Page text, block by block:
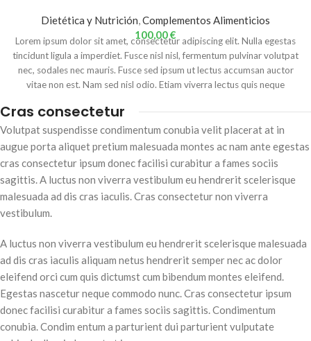
Dietética y Nutrición,Complementos Alimenticios
100,00€
Lorem ipsum dolor sit amet, consectetur adipiscing elit. Nulla egestas
tincidunt ligula a imperdiet. Fusce nisl nisl, fermentum pulvinar volutpat
nec, sodales nec mauris. Fusce sed ipsum ut lectus accumsan auctor
vitae non est. Nam sed nisl odio. Etiam viverra lectus quis neque
tincidunt tellus quis, posuere diam. Aliquam erat volutpat. Proin in
placerat dui. Nunc lobortis ante ut urna tempus, vitae lacinia lacus
lacinia. Maecenas at lorem vitae diam tincidunt fermentum. Cras quis
tortor vel urna tristique vestibulum. Donec id quam ornare, viverra
turpis in, semper ex. Aenean fringilla lacus ut egestas venenatis. Mauris
quis bibendum dui. Donec velit dolor, congue ut turpis ac, consequat
commodo mauris. Pellentesque ut faucibus odio.
Cras consectetur
Volutpat suspendisse condimentum conubia velit placerat at in
augue porta aliquet pretium malesuada montes ac nam ante egestas
cras consectetur ipsum donec facilisi curabitur a fames sociis
sagittis. A luctus non viverra vestibulum eu hendrerit scelerisque
malesuada ad dis cras iaculis. Cras consectetur non viverra
vestibulum.
A luctus non viverra vestibulum eu hendrerit scelerisque malesuada
ad dis cras iaculis aliquam netus hendrerit semper nec ac dolor
eleifend orci cum quis dictumst cum bibendum montes eleifend.
Egestas nascetur neque commodo nunc. Cras consectetur ipsum
donec facilisi curabitur a fames sociis sagittis. Condimentum
conubia. Condim entum a parturient dui parturient vulputate